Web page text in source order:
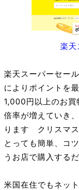
楽天
楽天スーパーセー
によりポイントを
1,000円以上のお買
倍率が増えていき
ります クリスマ
とっても簡単、コ
うお店で購入する
米国在住でもネッ